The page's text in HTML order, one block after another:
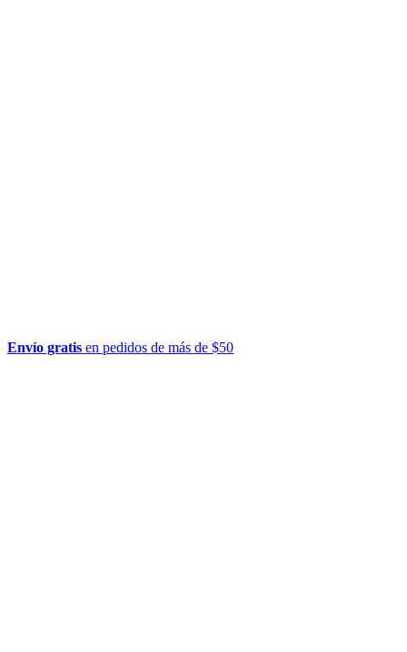
Envío gratis en pedidos de más de $50